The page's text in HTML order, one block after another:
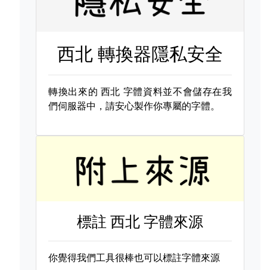
西北 轉換器隱私安全
轉換出來的 西北 字體資料並不會儲存在我
們伺服器中，請安心製作你專屬的字體。
標註西北 字體來源
你覺得我們工具很棒也可以標註字體來源